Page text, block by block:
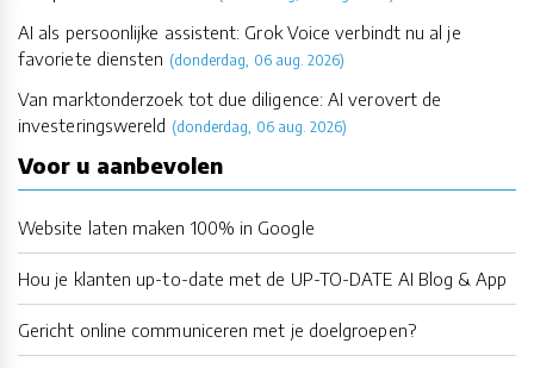
AI als persoonlijke assistent: Grok Voice verbindt nu al je
favoriete diensten (donderdag, 06 aug. 2026)
Van marktonderzoek tot due diligence: AI verovert de
investeringswereld (donderdag, 06 aug. 2026)
Voor u aanbevolen
Website laten maken 100% in Google
Hou je klanten up-to-date met de UP-TO-DATE AI Blog & App
Gericht online communiceren met je doelgroepen?